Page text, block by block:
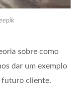
sobre como
dar um exemplo
futuro cliente.